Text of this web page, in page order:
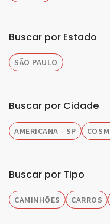
Buscar por Estado
SÃO PAULO
Buscar por Cidade
AMERICANA - SP
Buscar por Tipo
CAMINHÕES CARROS